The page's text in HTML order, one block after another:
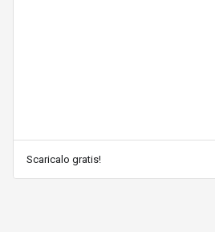
Scaricalo gratis!